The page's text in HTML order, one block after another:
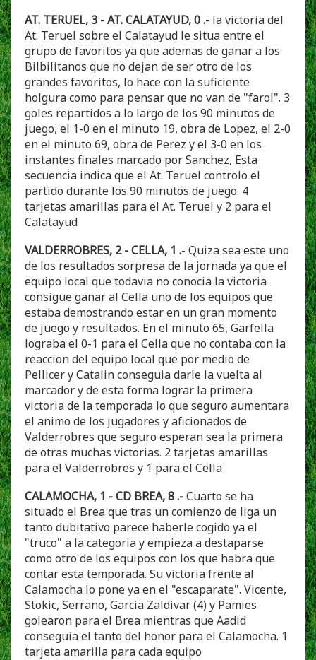
AT. TERUEL, 3 - AT. CALATAYUD, 0 .- la victoria del
At. Teruel sobre el Calatayud le situa entre el
grupo de favoritos ya que ademas de ganar a los
Bilbilitanos que no dejan de ser otro de los
grandes favoritos, lo hace con la suficiente
holgura como para pensar que no van de "farol". 3
goles repartidos a lo largo de los 90 minutos de
juego, el 1-0 en el minuto 19, obra de Lopez, el 2-0
en el minuto 69, obra de Perez y el 3-0 en los
instantes finales marcado por Sanchez, Esta
secuencia indica que el At. Teruel controlo el
partido durante los 90 minutos de juego. 4
tarjetas amarillas para el At. Teruel y 2 para el
Calatayud
VALDERROBRES, 2 - CELLA, 1 .- Quiza sea este uno
de los resultados sorpresa de la jornada ya que el
equipo local que todavia no conocia la victoria
consigue ganar al Cella uno de los equipos que
estaba demostrando estar en un gran momento
de juego y resultados. En el minuto 65, Garfella
lograba el 0-1 para el Cella que no contaba con la
reaccion del equipo local que por medio de
Pellicer y Catalin conseguia darle la vuelta al
marcador y de esta forma lograr la primera
victoria de la temporada lo que seguro aumentara
el animo de los jugadores y aficionados de
Valderrobres que seguro esperan sea la primera
de otras muchas victorias. 2 tarjetas amarillas
para el Valderrobres y 1 para el Cella
CALAMOCHA, 1 - CD BREA, 8 .-Cuarto se ha
situado el Brea que tras un comienzo de liga un
tanto dubitativo parece haberle cogido ya el
"truco" a la categoria y empieza a destaparse
como otro de los equipos con los que habra que
contar esta temporada. Su victoria frente al
Calamocha lo pone ya en el "escaparate". Vicente,
Stokic, Serrano, Garcia Zaldivar (4) y Pamies
golearon para el Brea mientras que Aadid
conseguia el tanto del honor para el Calamocha. 1
tarjeta amarilla para cada equipo